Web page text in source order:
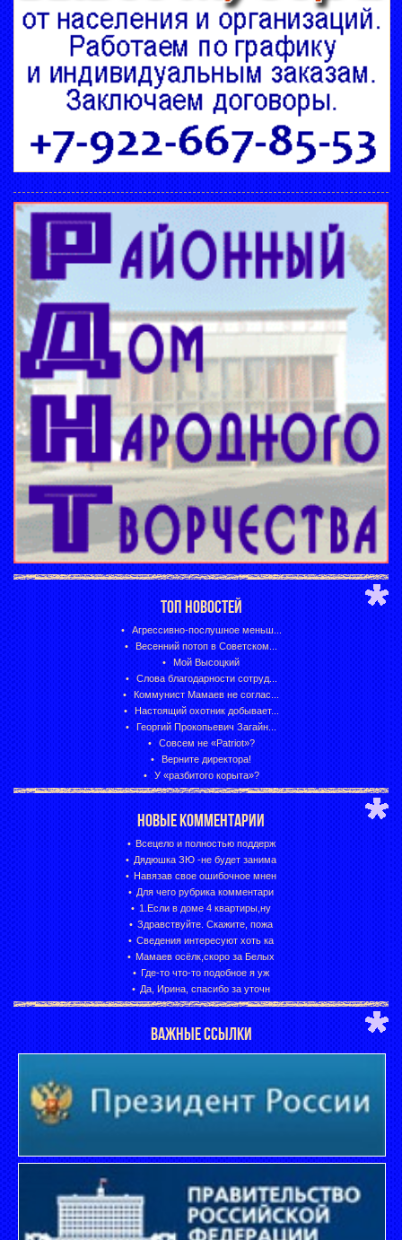
ТОП НОВОСТЕЙ
Агрессивно-послушное меньш...
Весенний потоп в Советском...
Мой Высоцкий
Слова благодарности сотруд...
Коммунист Мамаев не соглас...
Настоящий охотник добывает...
Георгий Прокопьевич Загайн...
Совсем не «Patriot»?
Верните директора!
У «разбитого корыта»?
НОВЫЕ КОММЕНТАРИИ
Всецело и полностью поддерж
Дядюшка ЗЮ -не будет занима
Навязав свое ошибочное мнен
Для чего рубрика комментари
1.Если в доме 4 квартиры,ну
Здравствуйте. Скажите, пожа
Сведения интересуют хоть ка
Мамаев осёлк,скоро за Белых
Где-то что-то подобное я уж
Да, Ирина, спасибо за уточн
ВАЖНЫЕ ССЫЛКИ